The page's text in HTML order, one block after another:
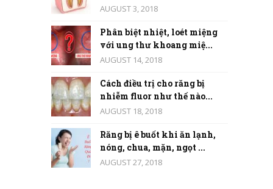
AUGUST 3, 2018
Phân biệt nhiệt, loét miệng
với ung thư khoang miệ...
AUGUST 14, 2018
Cách điều trị cho răng bị
nhiễm fluor như thế nào...
AUGUST 18, 2018
Răng bị ê buốt khi ăn lạnh,
nóng, chua, mặn, ngọt ...
AUGUST 27, 2018